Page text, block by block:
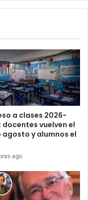
a clases 2026-
docentes vuelven el
agosto y alumnos el
ago